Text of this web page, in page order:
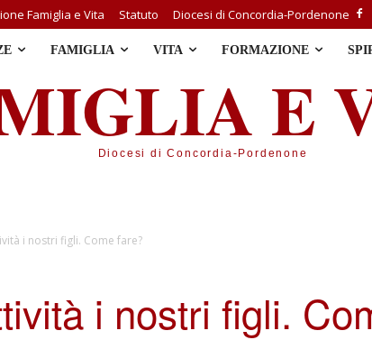
Famiglia e Vita Statuto Diocesi di Concordia-Pordenone
FAMIGLIA VITA FORMAZIONE
E
Diocesi di Concordia-Pordenone
i nostri figli. Come fare?
i nostri figli.